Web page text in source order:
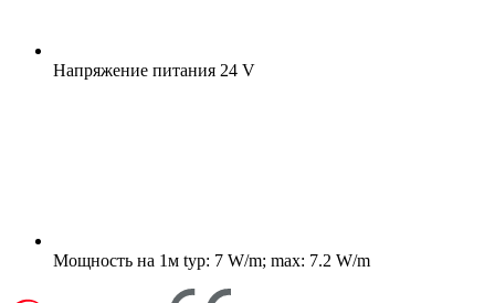
Напряжение питания 24 V
Мощность на 1м typ: 7 W/m; max: 7.2 W/m